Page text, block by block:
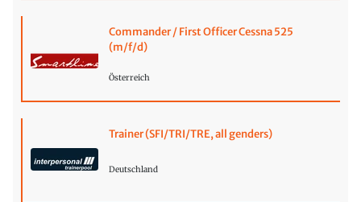
Commander / First Officer Cessna 525
(m/f/d)
Österreich
Trainer (SFI/TRI/TRE, all genders)
Deutschland